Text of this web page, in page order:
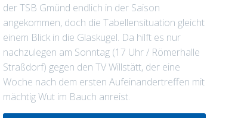
der TSB Gmünd endlich in der Saison
angekommen, doch die Tabellensituation gleicht
einem Blick in die Glaskugel. Da hilft es nur
nachzulegen am Sonntag (17 Uhr / Römerhalle
Straßdorf) gegen den TV Willstätt, der eine
Woche nach dem ersten Aufeinandertreffen mit
mächtig Wut im Bauch anreist.